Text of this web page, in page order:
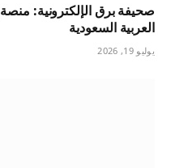
صحيفة برق الإلكترونية:
العربية السعودية
يوليو 19, 2026